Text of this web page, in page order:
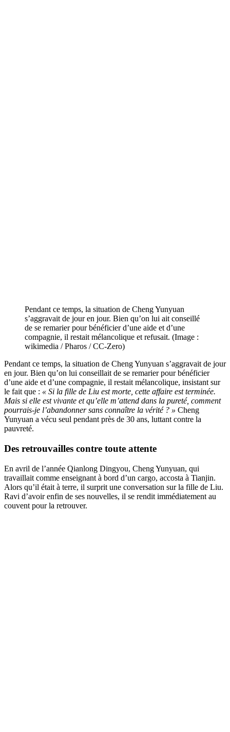
Pendant ce temps, la situation de Cheng Yunyuan
s’aggravait de jour en jour. Bien qu’on lui ait conseillé
de se remarier pour bénéficier d’une aide et d’une
compagnie, il restait mélancolique et refusait. (Image :
wikimedia / Pharos / CC-Zero)
Pendant ce temps, la situation de Cheng Yunyuan s’aggravait de jour
en jour. Bien qu’on lui conseillait de se remarier pour bénéficier
d’une aide et d’une compagnie, il restait mélancolique, insistant sur
le fait que : « Si la fille de Liu est morte, cette affaire est terminée.
Mais si elle est vivante et qu’elle m’attend dans la pureté, comment
pourrais-je l’abandonner sans connaître la vérité ? » Cheng
Yunyuan a vécu seul pendant près de 30 ans, luttant contre la
pauvreté.
Des retrouvailles contre toute attente
En avril de l’année Qianlong Dingyou, Cheng Yunyuan, qui
travaillait comme enseignant à bord d’un cargo, accosta à Tianjin.
Alors qu’il était à terre, il surprit une conversation sur la fille de Liu.
Ravi d’avoir enfin de ses nouvelles, il se rendit immédiatement au
couvent pour la retrouver.